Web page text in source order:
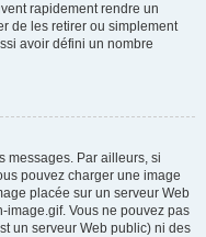
rapidement rendre un
de les retirer ou simplement
avoir défini un nombre
messages. Par ailleurs, si
pouvez charger une image
placée sur un serveur Web
image.gif. Vous ne pouvez pas
un serveur Web public) ni des